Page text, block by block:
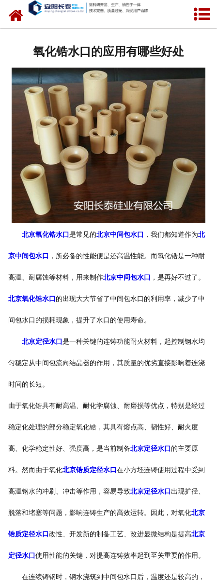
网站首页
中间包水口
定径水口
产品中心
新闻中心
联系我们
氧化锆水口的应用有哪些好处
北京氧化锆水口 是常见的北京中间包水口 ，我们都知道作为北
京中间包水口 ，所必备的性能便是还高温性能。而氧化锆是一种耐
高温、耐腐蚀等材料，用来制作北京中间包水口 ，是再好不过了。
北京氧化锆水口 的出现大大节省了中间包水口的利用率，减少了中
间包水口的损耗现象，提升了水口的使用寿命。
北京定径水口 是一种关键的连铸功能耐火材料，起控制钢水均
匀稳定从中间包流向结晶器的作用，其质量的优劣直接影响着连浇
时间的长短。
由于氧化锆具有耐高温、耐化学腐蚀、耐磨损等优点，特别是经过
稳定化处理的部分稳定氧化锆，其具有熔点高、韧性好、耐火度
高、化学稳定性好、强度高，是当前制备北京定径水口 的主要原
料。然而由于氧化北京锆质定径水口 在小方坯连铸使用过程中受到
高温钢水的冲刷、冲击等作用，容易导致北京定径水口 出现扩径、
脱落和堵塞等问题，影响连铸生产的高效运转。因此，对氧化北京
锆质定径水口 改性、开发新的制备工艺、改进显微结构是提高北京
定径水口 使用性能的关键，对提高连铸效率起到至关重要的作用。
在连续铸钢时，钢水浇筑到中间包水口后，温度还是较高的，